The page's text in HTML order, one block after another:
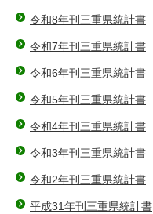
令和8年刊三重県統計書
令和7年刊三重県統計書
令和6年刊三重県統計書
令和5年刊三重県統計書
令和4年刊三重県統計書
令和3年刊三重県統計書
令和2年刊三重県統計書
平成31年刊三重県統計書